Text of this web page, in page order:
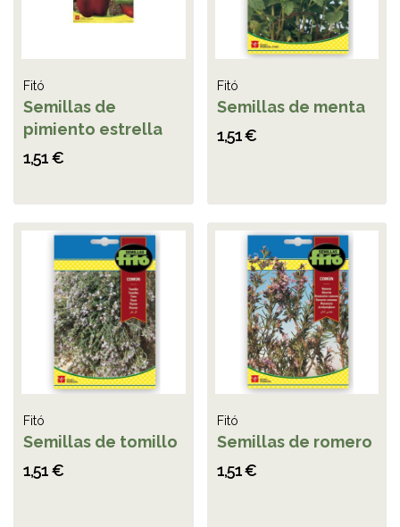
Fitó
Semillas de
pimiento estrella
1,51 €
Fitó
Semillas de menta
1,51 €
Fitó
Semillas de tomillo
1,51 €
Fitó
Semillas de romero
1,51 €